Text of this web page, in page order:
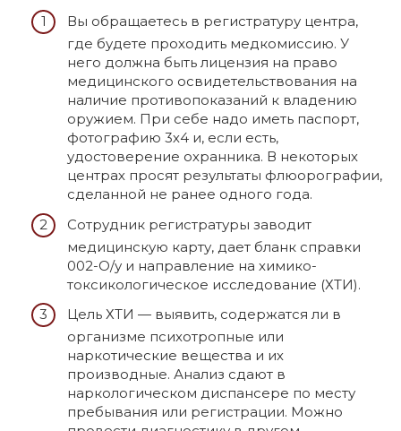
Вы обращаетесь в регистратуру центра,
где будете проходить медкомиссию. У
него должна быть лицензия на право
медицинского освидетельствования на
наличие противопоказаний к владению
оружием. При себе надо иметь паспорт,
фотографию 3х4 и, если есть,
удостоверение охранника. В некоторых
центрах просят результаты флюорографии,
сделанной не ранее одного года.
Сотрудник регистратуры заводит
медицинскую карту, дает бланк справки
002-О/у и направление на химико-
токсикологическое исследование (ХТИ).
Цель ХТИ — выявить, содержатся ли в
организме психотропные или
наркотические вещества и их
производные. Анализ сдают в
наркологическом диспансере по месту
пребывания или регистрации. Можно